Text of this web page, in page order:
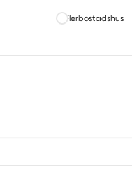
Flerbostadshus